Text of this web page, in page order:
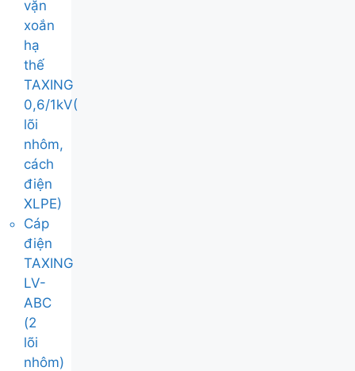
vặn
xoắn
hạ
thế
TAXING
0,6/1kV(
lõi
nhôm,
cách
điện
XLPE)
Cáp
điện
TAXING
LV-
ABC
(2
lõi
nhôm)